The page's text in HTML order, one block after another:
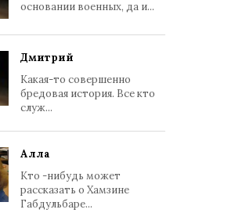
основании военных, да и...
Дмитрий
Какая-то совершенно
бредовая история. Все кто
служ...
Алла
Кто -нибудь может
рассказать о Хамзине
Габдульбаре...